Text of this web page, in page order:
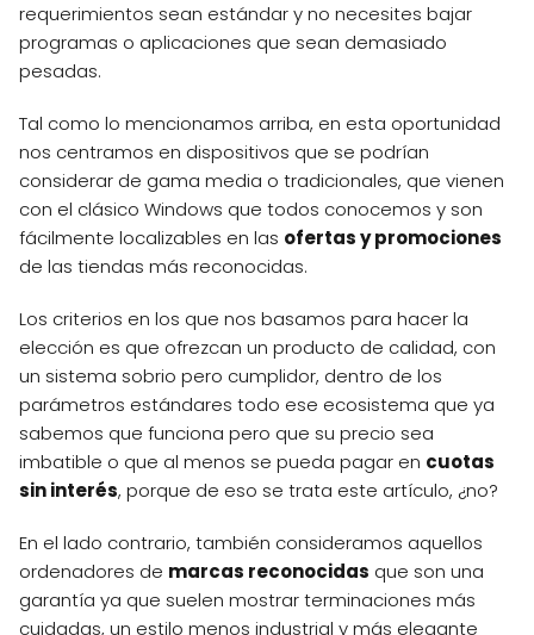
requerimientos sean estándar y no necesites bajar
programas o aplicaciones que sean demasiado
pesadas.
Tal como lo mencionamos arriba, en esta oportunidad
nos centramos en dispositivos que se podrían
considerar de gama media o tradicionales, que vienen
con el clásico Windows que todos conocemos y son
fácilmente localizables en las ofertas y promociones
de las tiendas más reconocidas.
Los criterios en los que nos basamos para hacer la
elección es que ofrezcan un producto de calidad, con
un sistema sobrio pero cumplidor, dentro de los
parámetros estándares todo ese ecosistema que ya
sabemos que funciona pero que su precio sea
imbatible o que al menos se pueda pagar en cuotas
sin interés, porque de eso se trata este artículo, ¿no?
En el lado contrario, también consideramos aquellos
ordenadores de marcas reconocidas que son una
garantía ya que suelen mostrar terminaciones más
cuidadas, un estilo menos industrial y más elegante